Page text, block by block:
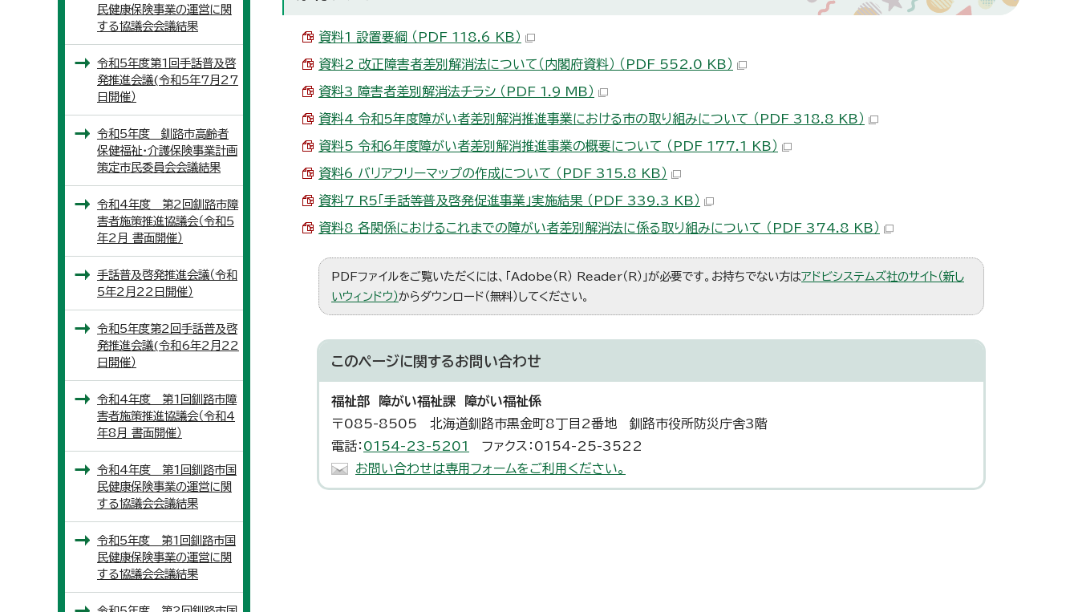
資料1 設置要綱 （PDF 118.6 KB）
資料2 改正障害者差別解消法について（内閣府資料） （PDF 552.0 KB）
資料3 障害者差別解消法チラシ （PDF 1.9 MB）
資料4 令和5年度障がい者差別解消推進事業における市の取り組みについて （PDF 318.8 KB）
資料5 令和6年度障がい者差別解消推進事業の概要について （PDF 177.1 KB）
資料6 バリアフリーマップの作成について （PDF 315.8 KB）
資料7 R5「手話等普及啓発促進事業」実施結果 （PDF 339.3 KB）
資料8 各関係におけるこれまでの障がい者差別解消法に係る取り組みについて （PDF 374.8 KB）
PDFファイルをご覧いただくには、「Adobe（R） Reader（R）」が必要です。お持ちでない方はアドビシステムズ社のサイト（新し
いウィンドウ）からダウンロード（無料）してください。
このページに関するお問い合わせ
福祉部 障がい福祉課 障がい福祉係
〒085-8505 北海道釧路市黒金町8丁目2番地 釧路市役所防災庁舎3階
電話： 0154-23-5201
ファクス：0154-25-3522
お問い合わせは専用フォームをご利用ください。
民健康保険事業の運営に関
する協議会会議結果
令和5年度第1回手話普及啓
発推進会議(令和5年7月27
日開催）
令和5年度 釧路市高齢者
保健福祉・介護保険事業計画
策定市民委員会会議結果
令和4年度 第2回釧路市障
害者施策推進協議会（令和5
年2月 書面開催）
手話普及啓発推進会議（令和
5年2月22日開催）
令和5年度第2回手話普及啓
発推進会議(令和6年2月22
日開催）
令和4年度 第1回釧路市障
害者施策推進協議会（令和4
年8月 書面開催）
令和4年度 第1回釧路市国
民健康保険事業の運営に関
する協議会会議結果
令和5年度 第1回釧路市国
民健康保険事業の運営に関
する協議会会議結果